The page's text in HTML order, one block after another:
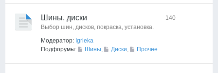
Шины, диски
Выбор шин, дисков, покраска, установка.
Модератор: Igrieka
Подфорумы:
Шины, Диски, Прочее
140